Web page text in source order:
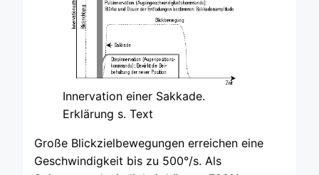
Innervation einer Sakkade.
Erklärung s. Text
Große Blickzielbewegungen erreichen eine
Geschwindigkeit bis zu 500°/s. Als